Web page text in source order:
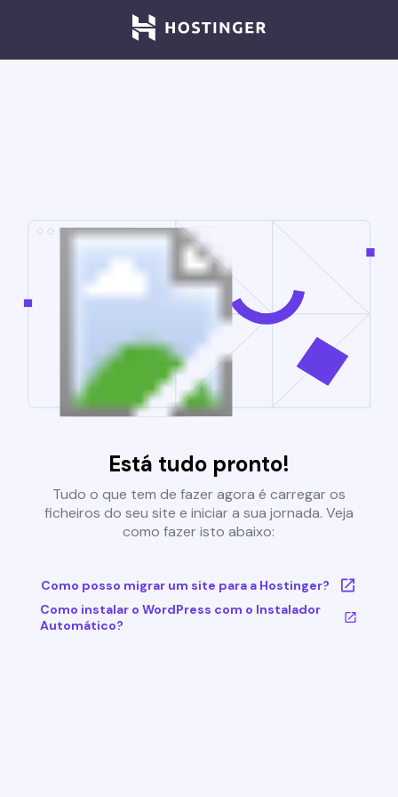
Está tudo pronto!
Tudo o que tem de fazer agora é carregar os
ficheiros do seu site e iniciar a sua jornada. Veja
como fazer isto abaixo:
Como posso migrar um site para a Hostinger?
Como instalar o WordPress com o Instalador
Automático?